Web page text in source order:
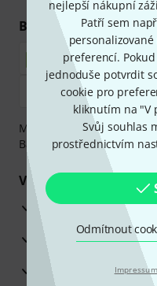
nejlepší nákupní
Patří sem
preferencí.
jednoduše potvrdit
cookie pro
kliknutím na "V
Svůj souhlas
prostřednictvím
Odmítnout
Impressum
Bezpečný nákup i
Můžete bezpečně platit
Bankovní převod, PayPal
Vaše výhody
3letá záruka firmy
30denní záruka